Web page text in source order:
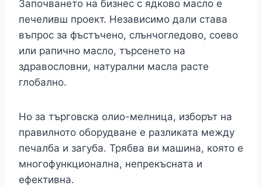
Започването на бизнес с ядково масло е
печеливш проект. Независимо дали става
въпрос за фъстъчено, слънчогледово, соево
или рапично масло, търсенето на
здравословни, натурални масла расте
глобално.
Но за търговска олио-мелница, изборът на
правилното оборудване е разликата между
печалба и загуба. Трябва ви машина, която е
многофункционална, непрекъсната и
ефективна.